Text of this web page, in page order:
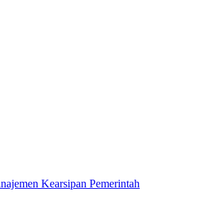
Kearsipan Pemerintah